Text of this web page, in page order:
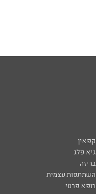
קפאין
גיא פלג
בריזה
השתתפות עצמית
רופא פרטי